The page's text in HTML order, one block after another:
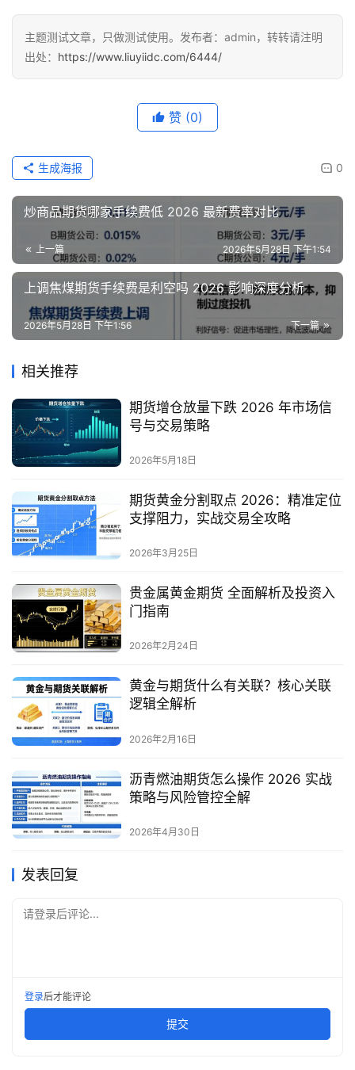
主题测试文章，只做测试使用。发布者：admin，转转请注明
出处： https://www.liuyiidc.com/6444/
赞 (0)
0
生成海报
炒商品期货哪家手续费低 2026 最新费率对比
上一篇 2026年5月28日 下午1:54
上调焦煤期货手续费是利空吗 2026 影响深度分析
下一篇
2026年5月28日 下午1:56
相关推荐
期货增仓放量下跌 2026 年市场信
号与交易策略
2026年5月18日
期货黄金分割取点 2026：精准定位
支撑阻力，实战交易全攻略
2026年3月25日
贵金属黄金期货 全面解析及投资入
门指南
2026年2月24日
黄金与期货什么有关联？核心关联
逻辑全解析
2026年2月16日
沥青燃油期货怎么操作 2026 实战
策略与风险管控全解
2026年4月30日
发表回复
请登录后评论...
登录后才能评论
提交